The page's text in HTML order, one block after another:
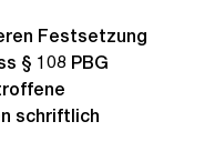
Festsetzung
§ 108 PBG
schriftlich